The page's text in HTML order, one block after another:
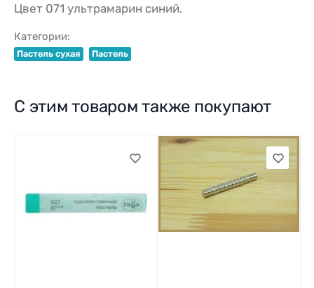
Цвет 071 ультрамарин синий.
Категории:
Пастель сухая Пастель
С этим товаром также покупают